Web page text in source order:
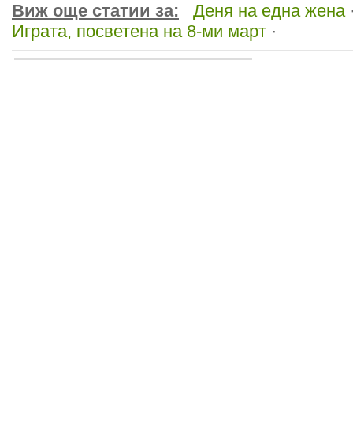
Виж още статии за: Деня на една жена
Играта, посветена на 8-ми март ·